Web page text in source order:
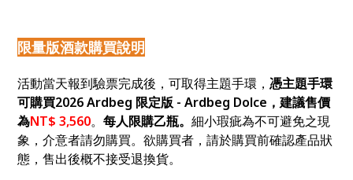
限量版酒款購買說明
活動當天報到驗票完成後，可取得主題手環，憑主題手環
可購買2026 Ardbeg 限定版 - Ardbeg Dolce，建議售價
為NT$ 3,560。每人限購乙瓶。細小瑕疵為不可避免之現
象，介意者請勿購買。欲購買者，請於購買前確認產品狀
態，售出後概不接受退換貨。